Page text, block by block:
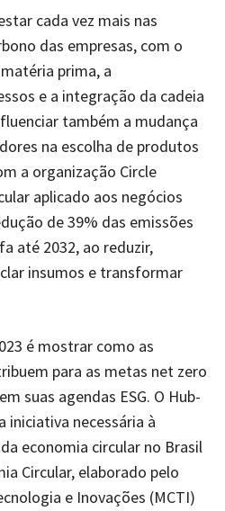
cada vez mais nas
das empresas, com o
prima, a
e a integração da cadeia
também a mudança
na escolha de produtos
a organização Circle
aplicado aos negócios
de 39% das emissões
até 2032, ao reduzir,
insumos e transformar
é mostrar como as
para as metas net zero
suas agendas ESG. O Hub-
iniciativa necessária à
economia circular no Brasil
Circular, elaborado pelo
e Inovações (MCTI)